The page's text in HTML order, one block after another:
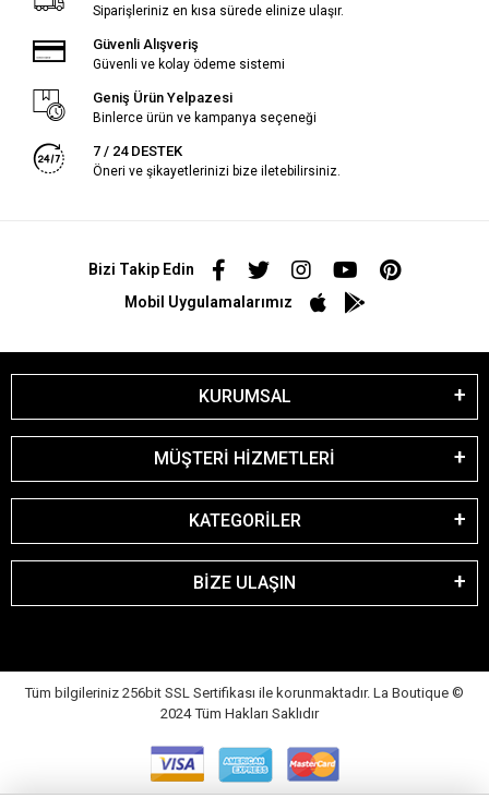
Siparişleriniz en kısa sürede elinize ulaşır.
Güvenli Alışveriş
Güvenli ve kolay ödeme sistemi
Geniş Ürün Yelpazesi
Binlerce ürün ve kampanya seçeneği
7 / 24 DESTEK
Öneri ve şikayetlerinizi bize iletebilirsiniz.
Bizi Takip Edin
Mobil Uygulamalarımız
KURUMSAL
MÜŞTERİ HİZMETLERİ
KATEGORİLER
BİZE ULAŞIN
Tüm bilgileriniz 256bit SSL Sertifikası ile korunmaktadır. La Boutique ©
2024 Tüm Hakları Saklıdır